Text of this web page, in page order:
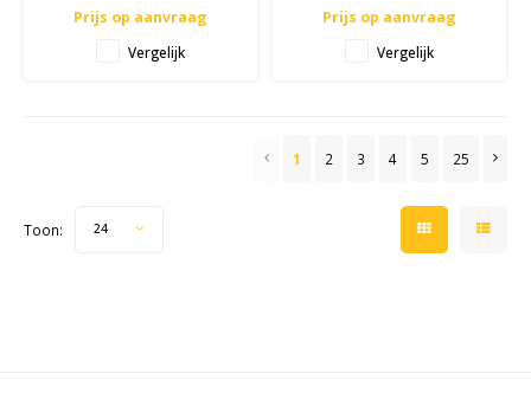
grafische kaart of PCI/PCI-
Express uitbreiding.
Prijs op aanvraag
Vergelijk
1000 nits display, IP66 en MIL-
STD-810H certificering.
Prijs op aanvraag
Vergelijk
1 2 3 4 5 25
Toon: 24